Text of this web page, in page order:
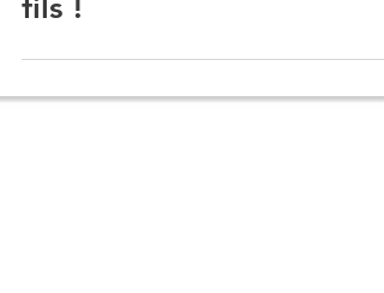
jouet ressemblant à son
fils !